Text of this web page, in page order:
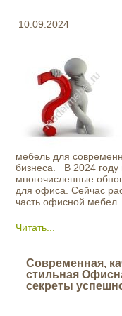
10.09.2024
мебель для
бизнеса. В 2024 году
многочисленные
для офиса. Сейчас
часть офисной мебел ..
Читать...
Современная,
стильная
секреты